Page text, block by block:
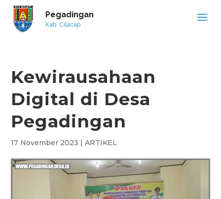
Pegadingan
Kab. Cilacap
Kewirausahaan
Digital di Desa
Pegadingan
17 November 2023 |ARTIKEL